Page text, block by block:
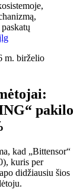
m. birželio
pakilo
kad „Bittensor“
kuris per
didžiausiu šios